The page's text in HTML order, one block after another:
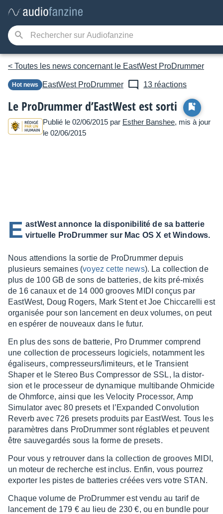
< Toutes les news concernant le EastWest ProDrummer
Hot news EastWestProDrummer 13 réactions
Le ProDrummer d’EastWest est sorti
Publié le 02/06/2015 par Esther Banshee, mis à jour
le 02/06/2015
E astWest annonce la disponibilité de sa batterie
virtuelle ProDrummer sur Mac OS X et Windows.
Nous atten­dions la sortie de ProDrum­mer depuis
plusieurs semaines (voyez cette news). La collec­tion de
plus de 100 GB de sons de batte­ries, de kits pré-mixés
de 16 canaux et de 14 000 grooves MIDI conçus par
East­West, Doug Rogers, Mark Stent et Joe Chic­ca­relli est
orga­ni­sée pour son lance­ment en deux volumes, on peut
en espé­rer de nouveaux dans le futur.
En plus des sons de batte­rie, Pro Drum­mer comprend
une collec­tion de proces­seurs logi­ciels, notam­ment les
égali­seurs, compres­seurs/limi­teurs, et le Tran­sient
Shaper et le Stereo Bus Compres­sor de SSL, la distor­
sion et le proces­seur de dyna­mique multi­bande Ohmi­cide
de Ohmforce, ainsi que les Velo­city Proces­sor, Amp
Simu­la­tor avec 80 presets et l’Ex­pan­ded Convo­lu­tion
Reverb avec 726 presets produits par East­West. Tous les
para­mètres dans ProDrum­mer sont réglables et peuvent
être sauve­gar­dés sous la forme de presets.
Pour vous y retrou­ver dans la collec­tion de grooves MIDI,
un moteur de recherche est inclus. Enfin, vous pour­rez
expor­ter les pistes de batte­ries créées vers votre STAN.
Chaque volume de ProDrum­mer est vendu au tarif de
lance­ment de 179 € au lieu de 230 €, ou en bundle pour